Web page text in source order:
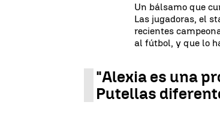
Un bálsamo que
Las jugadoras, el
recientes
al fútbol, y que lo
"Alexia es una
Putellas